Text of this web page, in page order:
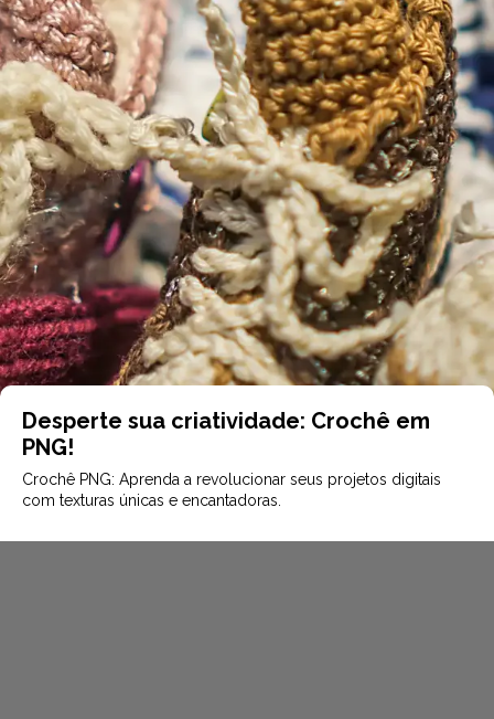
Desperte sua criatividade: Crochê em
PNG!
Crochê PNG: Aprenda a revolucionar seus projetos digitais
com texturas únicas e encantadoras.